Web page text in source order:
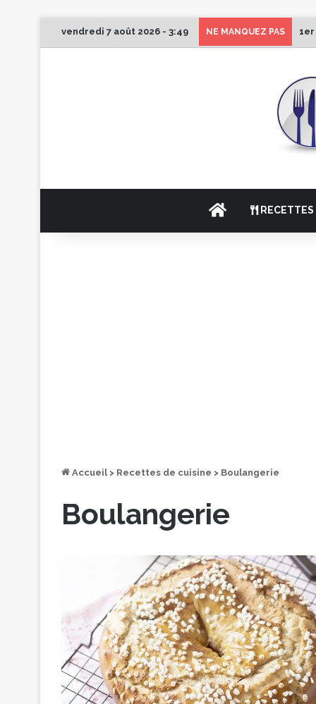
vendredi 7 août 2026 - 3:49 NE MANQUEZ PAS
ACCUEIL
Accueil > Recettes de cuisine > Boulangerie
Boulangerie